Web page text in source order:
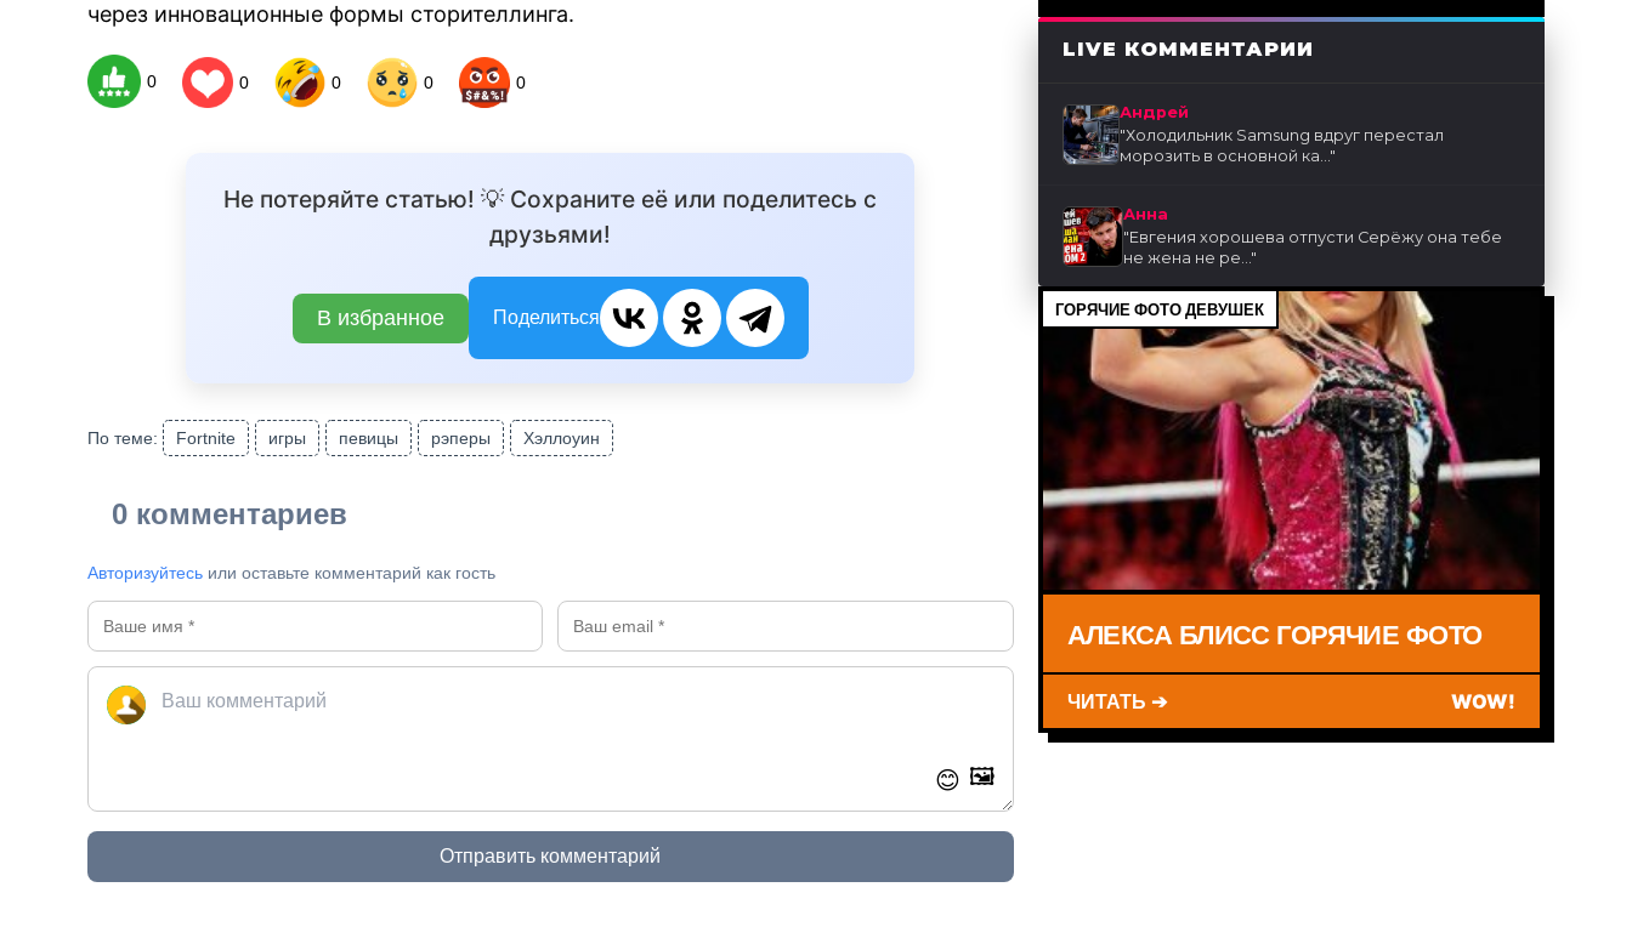
через инновационные формы сторителлинга.
0 0 0 0 0
Не потеряйте статью! 💡 Сохраните её или поделитесь с
друзьями!
В избранное Поделиться
По теме: Fortnite игры певицы рэперы Хэллоуин
0 комментариев
Авторизуйтесь или оставьте комментарий как гость
😊 🖼️
Отправить комментарий
LIVE КОММЕНТАРИИ
Андрей
"Холодильник Samsung вдруг перестал
морозить в основной ка..."
Анна
"Евгения хорошева отпусти Серёжу она тебе
не жена не ре..."
ГОРЯЧИЕ ФОТО ДЕВУШЕК
АЛЕКСА БЛИСС ГОРЯЧИЕ ФОТО
ЧИТАТЬ ➔ WOW!